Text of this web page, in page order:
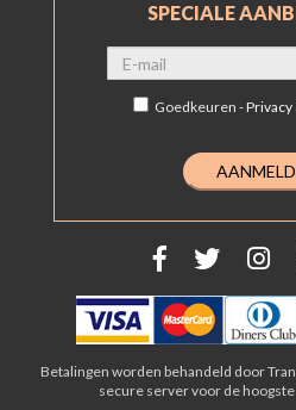
SPECIALE
Goedkeuren -
Betalingen worden behandeld door
secure server voor de